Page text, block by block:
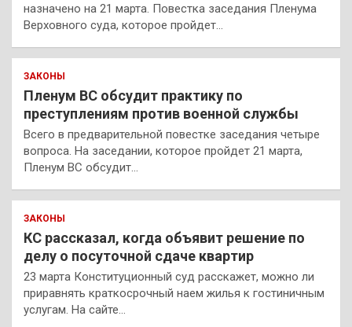
назначено на 21 марта. Повестка заседания Пленума
Верховного суда, которое пройдет…
ЗАКОНЫ
Пленум ВС обсудит практику по
преступлениям против военной службы
Всего в предварительной повестке заседания четыре
вопроса. На заседании, которое пройдет 21 марта,
Пленум ВС обсудит…
ЗАКОНЫ
КС рассказал, когда объявит решение по
делу о посуточной сдаче квартир
23 марта Конституционный суд расскажет, можно ли
приравнять краткосрочный наем жилья к гостиничным
услугам. На сайте…